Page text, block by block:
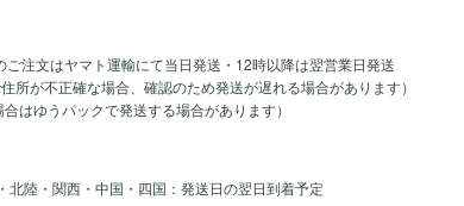
ご注文はヤマト運輸にて当日発送・12時以降は翌営業日発送
所が不正確な場合、確認のため発送が遅れる場合があります）
はゆうパックで発送する場合があります）
北陸・関西・中国・四国：発送日の翌日到着予定